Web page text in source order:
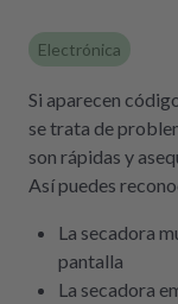
Electrónica
Si aparecen
se trata de
son rápidas y
Así puedes
La secadora
pantalla
La secadora